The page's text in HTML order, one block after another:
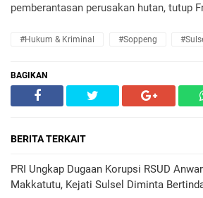
pemberantasan perusakan hutan, tutup
#Hukum & Kriminal #Soppeng
BAGIKAN
BERITA TERKAIT
PRI Ungkap Dugaan Korupsi RSUD Anwar
Makkatutu, Kejati Sulsel Diminta